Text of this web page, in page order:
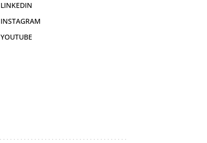
LINKEDIN
INSTAGRAM
YOUTUBE